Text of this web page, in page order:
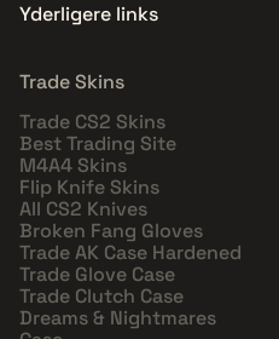
Yderligere links
Trade Skins
Trade CS2 Skins
Best Trading Site
M4A4 Skins
Flip Knife Skins
All CS2 Knives
Broken Fang Gloves
Trade AK Case Hardened
Trade Glove Case
Trade Clutch Case
Dreams & Nightmares